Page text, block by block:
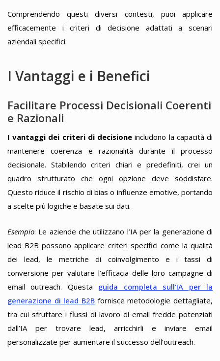
Comprendendo questi diversi contesti, puoi applicare
efficacemente i criteri di decisione adattati a scenari
aziendali specifici.
I Vantaggi e i Benefici
Facilitare Processi Decisionali Coerenti
e Razionali
I vantaggi dei criteri di decisione includono la capacità di
mantenere coerenza e razionalità durante il processo
decisionale. Stabilendo criteri chiari e predefiniti, crei un
quadro strutturato che ogni opzione deve soddisfare.
Questo riduce il rischio di bias o influenze emotive, portando
a scelte più logiche e basate sui dati.
Esempio: Le aziende che utilizzano l’IA per la generazione di
lead B2B possono applicare criteri specifici come la qualità
dei lead, le metriche di coinvolgimento e i tassi di
conversione per valutare l’efficacia delle loro campagne di
email outreach. Questa guida completa sull’IA per la
generazione di lead B2B fornisce metodologie dettagliate,
tra cui sfruttare i flussi di lavoro di email fredde potenziati
dall’IA per trovare lead, arricchirli e inviare email
personalizzate per aumentare il successo dell’outreach.